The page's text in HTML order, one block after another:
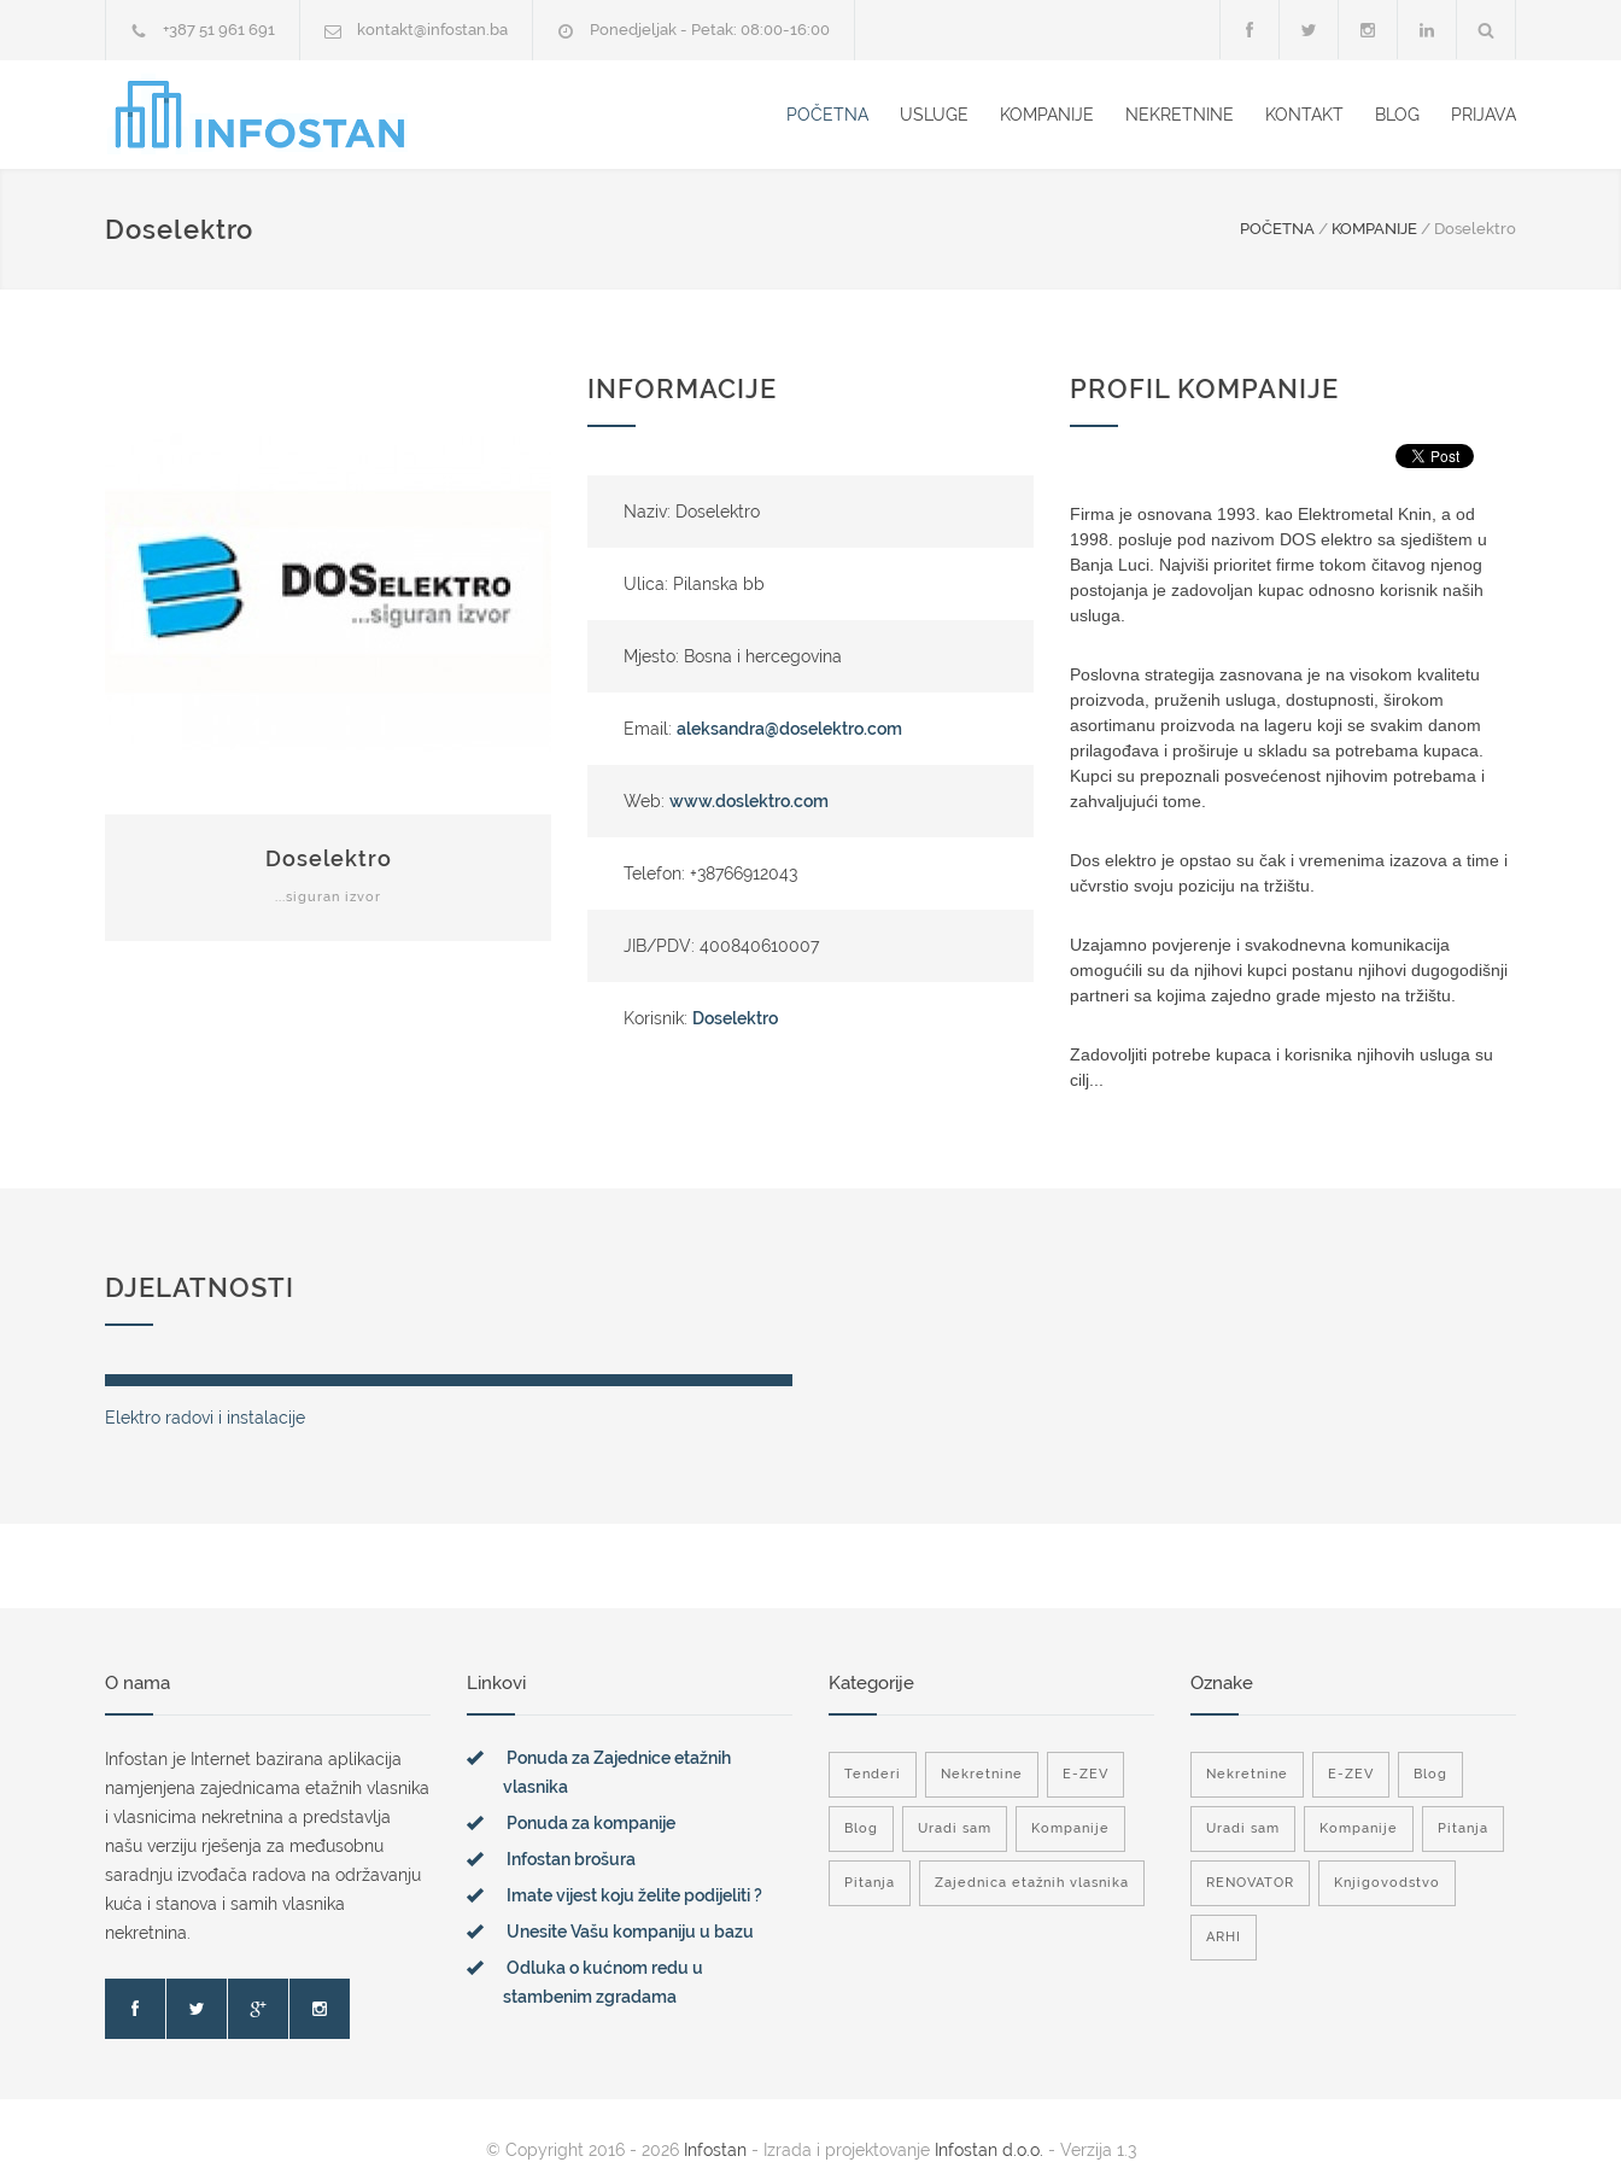
+387 51 961 691 kontakt@infostan.ba Ponedjeljak - Petak: 08:00-16:00
POČETNA USLUGE KOMPANIJE NEKRETNINE KONTAKT BLOG PRIJAVA
Doselektro POČETNA / KOMPANIJE / Doselektro
Doselektro
...siguran izvor
INFORMACIJE
Naziv: Doselektro
Ulica: Pilanska bb
Mjesto: Bosna i hercegovina
Email: aleksandra@doselektro.com
Web: www.doslektro.com
Telefon: +38766912043
JIB/PDV: 400840610007
Korisnik: Doselektro
PROFIL KOMPANIJE
Firma je osnovana 1993. kao Elektrometal Knin, a od
1998. posluje pod nazivom DOS elektro sa sjedištem u
Banja Luci. Najviši prioritet firme tokom čitavog njenog
postojanja je zadovoljan kupac odnosno korisnik naših
usluga.
Poslovna strategija zasnovana je na visokom kvalitetu
proizvoda, pruženih usluga, dostupnosti, širokom
asortimanu proizvoda na lageru koji se svakim danom
prilagođava i proširuje u skladu sa potrebama kupaca.
Kupci su prepoznali posvećenost njihovim potrebama i
zahvaljujući tome.
Dos elektro je opstao su čak i vremenima izazova a time i
učvrstio svoju poziciju na tržištu.
Uzajamno povjerenje i svakodnevna komunikacija
omogućili su da njihovi kupci postanu njihovi dugogodišnji
partneri sa kojima zajedno grade mjesto na tržištu.
Zadovoljiti potrebe kupaca i korisnika njihovih usluga su
cilj...
DJELATNOSTI
Elektro radovi i instalacije
O nama
Infostan je Internet bazirana aplikacija
namjenjena zajednicama etažnih vlasnika
i vlasnicima nekretnina a predstavlja
našu verziju rješenja za međusobnu
saradnju izvođača radova na održavanju
kuća i stanova i samih vlasnika
nekretnina.
Linkovi
Ponuda za Zajednice etažnih
vlasnika
Ponuda za kompanije
Infostan brošura
Imate vijest koju želite podijeliti ?
Unesite Vašu kompaniju u bazu
Odluka o kućnom redu u
stambenim zgradama
Kategorije
Tenderi Nekretnine E-ZEV
Blog Uradi sam Kompanije
Pitanja Zajednica etažnih vlasnika
Oznake
Nekretnine E-ZEV Blog
Uradi sam Kompanije Pitanja
RENOVATOR Knjigovodstvo
ARHI
© Copyright 2016 - 2026 Infostan- Izrada i projektovanje Infostan d.o.o. - Verzija 1.3